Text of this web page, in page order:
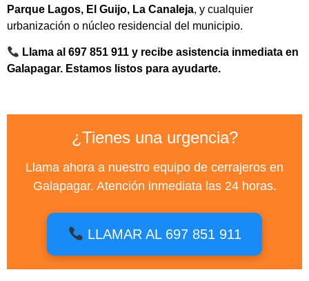
Parque Lagos, El Guijo, La Canaleja, y cualquier
urbanización o núcleo residencial del municipio.
Llama al 697 851 911 y recibe asistencia inmediata en
Galapagar. Estamos listos para ayudarte.
¿Tienes una urgencia?
Llama ahora a nuestro equipo de cerrajeros en
Galapagar. Atención inmediata las 24 horas.
LLAMAR AL 697 851 911